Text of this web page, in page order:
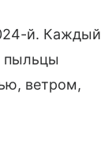
й. Каждый
пыльцы
ветром,